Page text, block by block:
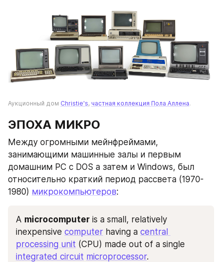
Аукционный дом Christie's, частная коллекция Пола Аллена.
ЭПОХА МИКРО
Между огромными мейнфреймами,
занимающими машинные залы и первым
домашним PC с DOS а затем и Windows, был
относительно краткий период рассвета (1970-
1980) микрокомпьютеров:
A microcomputer is a small, relatively
inexpensive computer having a central
processing unit
integrated circuit microprocessor.